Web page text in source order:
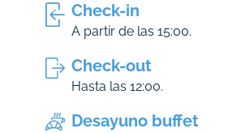
Check-in
A partir de las 15:00.
Check-out
Hasta las 12:00.
Desayuno buffet